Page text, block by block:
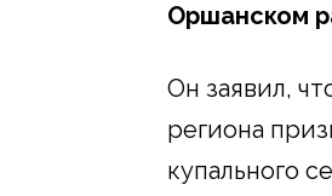
Оршанском
Он заявил,
региона
купального